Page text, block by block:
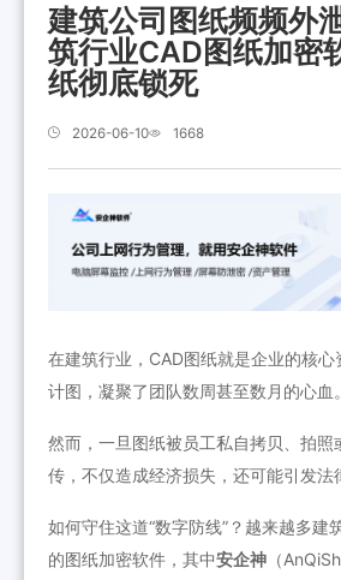
建筑公司图纸频频外
筑行业CAD图纸加密
纸彻底锁死
2026-06-10 1668
在建筑行业，CAD图纸就是企业的核
计图，凝聚了团队数周甚至数月的心血。
然而，一旦图纸被员工私自拷贝、拍照
传，不仅造成经济损失，还可能引发法
如何守住这道“数字防线”？越来越多建
的图纸加密软件，其中安企神 （